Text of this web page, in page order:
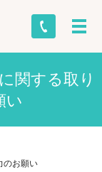
関する取り
い
のお願い